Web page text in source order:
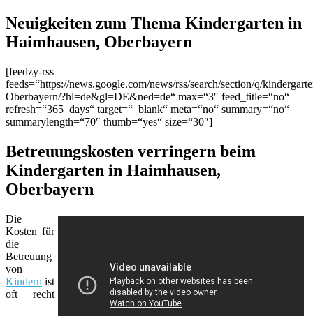
Neuigkeiten zum Thema Kindergarten in
Haimhausen, Oberbayern
[feedzy-rss
feeds=“https://news.google.com/news/rss/search/section/q/
Oberbayern/?hl=de&gl=DE&ned=de“ max=“3″ feed_title=“no“
refresh=“365_days“ target=“_blank“ meta=“no“ summary=“no“
summarylength=“70″ thumb=“yes“ size=“30″]
Betreuungskosten verringern beim
Kindergarten in Haimhausen,
Oberbayern
Die
Kosten für
die
Betreuung
von
Kindern ist
oft recht